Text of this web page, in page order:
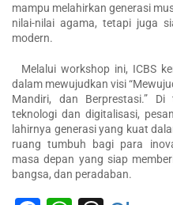
mampu melahirkan generasi
nilai-nilai agama, tetapi juga
modern.
Melalui workshop ini, ICBS
dalam mewujudkan visi
Mandiri, dan Berprestasi.” Di
teknologi dan digitalisasi,
lahirnya generasi yang kuat
ruang tumbuh bagi para
masa depan yang siap
bangsa, dan peradaban.